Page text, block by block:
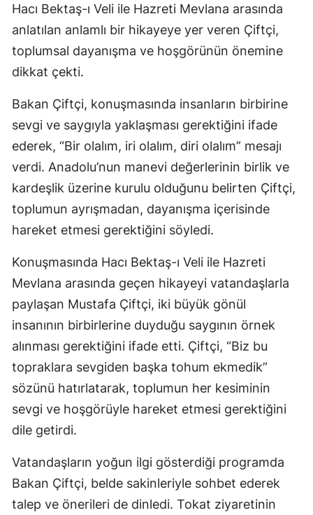
Hacı Bektaş-ı Veli ile Hazreti Mevlana arasında
anlatılan anlamlı bir hikayeye yer veren Çiftçi,
toplumsal dayanışma ve hoşgörünün önemine
dikkat çekti.
Bakan Çiftçi, konuşmasında insanların birbirine
sevgi ve saygıyla yaklaşması gerektiğini ifade
ederek, “Bir olalım, iri olalım, diri olalım” mesajı
verdi. Anadolu’nun manevi değerlerinin birlik ve
kardeşlik üzerine kurulu olduğunu belirten Çiftçi,
toplumun ayrışmadan, dayanışma içerisinde
hareket etmesi gerektiğini söyledi.
Konuşmasında Hacı Bektaş-ı Veli ile Hazreti
Mevlana arasında geçen hikayeyi vatandaşlarla
paylaşan Mustafa Çiftçi, iki büyük gönül
insanının birbirlerine duyduğu saygının örnek
alınması gerektiğini ifade etti. Çiftçi, “Biz bu
topraklara sevgiden başka tohum ekmedik”
sözünü hatırlatarak, toplumun her kesiminin
sevgi ve hoşgörüyle hareket etmesi gerektiğini
dile getirdi.
Vatandaşların yoğun ilgi gösterdiği programda
Bakan Çiftçi, belde sakinleriyle sohbet ederek
talep ve önerileri de dinledi. Tokat ziyaretinin